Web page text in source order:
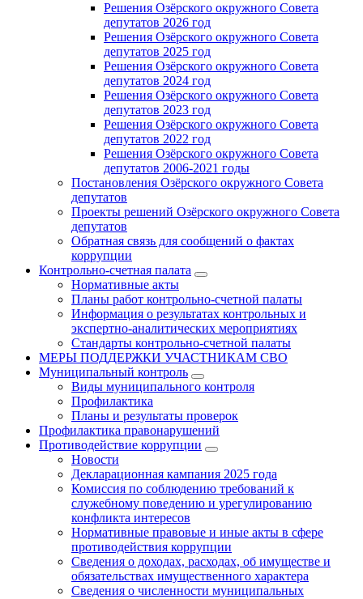
Решения Озёрского окружного Совета
депутатов 2026 год
Решения Озёрского окружного Совета
депутатов 2025 год
Решения Озёрского окружного Совета
депутатов 2024 год
Решения Озёрского окружного Совета
депутатов 2023 год
Решения Озёрского окружного Совета
депутатов 2022 год
Решения Озёрского окружного Совета
депутатов 2006-2021 годы
Постановления Озёрского окружного Совета
депутатов
Проекты решений Озёрского окружного Совета
депутатов
Обратная связь для сообщений о фактах
коррупции
Контрольно-счетная палата
Нормативные акты
Планы работ контрольно-счетной палаты
Информация о результатах контрольных и
экспертно-аналитических мероприятиях
Стандарты контрольно-счетной палаты
МЕРЫ ПОДДЕРЖКИ УЧАСТНИКАМ СВО
Муниципальный контроль
Виды муниципального контроля
Профилактика
Планы и результаты проверок
Профилактика правонарушений
Противодействие коррупции
Новости
Декларационная кампания 2025 года
Комиссия по соблюдению требований к
служебному поведению и урегулированию
конфликта интересов
Нормативные правовые и иные акты в сфере
противодействия коррупции
Сведения о доходах, расходах, об имуществе и
обязательствах имущественного характера
Сведения о численности муниципальных